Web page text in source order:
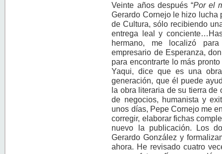
Veinte años después “Por el
Gerardo Cornejo le hizo lucha
de Cultura, sólo recibiendo
entrega leal y
hermano, me localizó
empresario de Esperanza,
para encontrarte lo más
Yaqui, dice que es una
generación, que él puede
la obra literaria de su tierra de
de negocios, humanista y
unos días, Pepe Cornejo me
corregir, elaborar fichas
nuevo la publicación. Los
Gerardo González y
ahora. He revisado cuatro